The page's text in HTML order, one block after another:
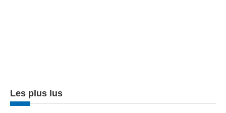
Les plus lus